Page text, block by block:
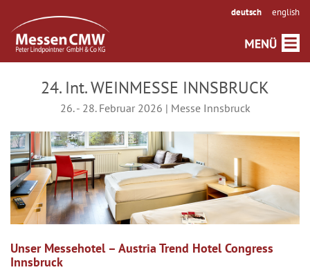
deutsch english
24. Int. WEINMESSE INNSBRUCK
26. - 28. Februar 2026 | Messe Innsbruck
Unser Messehotel – Austria Trend Hotel Congress
Innsbruck